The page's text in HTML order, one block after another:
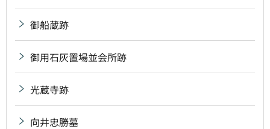
御船蔵跡
御用石灰置場並会所跡
光蔵寺跡
向井忠勝墓